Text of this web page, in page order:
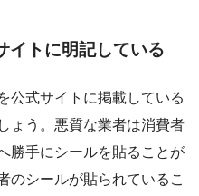
イトに明記している
公式サイトに掲載している
ょう。悪質な業者は消費者
勝手にシールを貼ることが
のシールが貼られているこ